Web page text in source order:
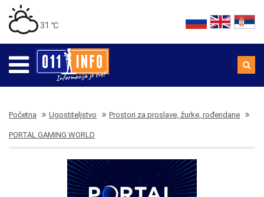
31 ℃
Početna Ugostiteljstvo Prostori za proslave, žurke, rođendane
PORTAL GAMING WORLD